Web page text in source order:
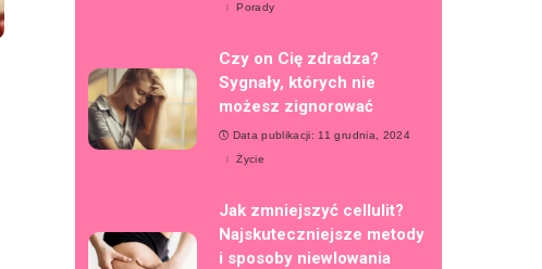
Porady
Czy on Cię zdradza?
Sygnały, których nie
możesz zignorować
Data publikacji: 11 grudnia, 2024
Życie
Jak zmniejszyć cellulit?
Najskuteczniejsze metody
i sposoby niewlowania